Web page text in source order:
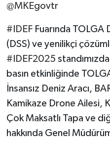
@MKEgovtr
#IDEFFuarında TOLGA
(DSS) ve yenilikçi
#IDEF2025
basın etkinliğinde
İnsansız Deniz Aracı,
Kamikaze Drone Ailesi,
Çok Maksatlı Tapa ve
hakkında Genel